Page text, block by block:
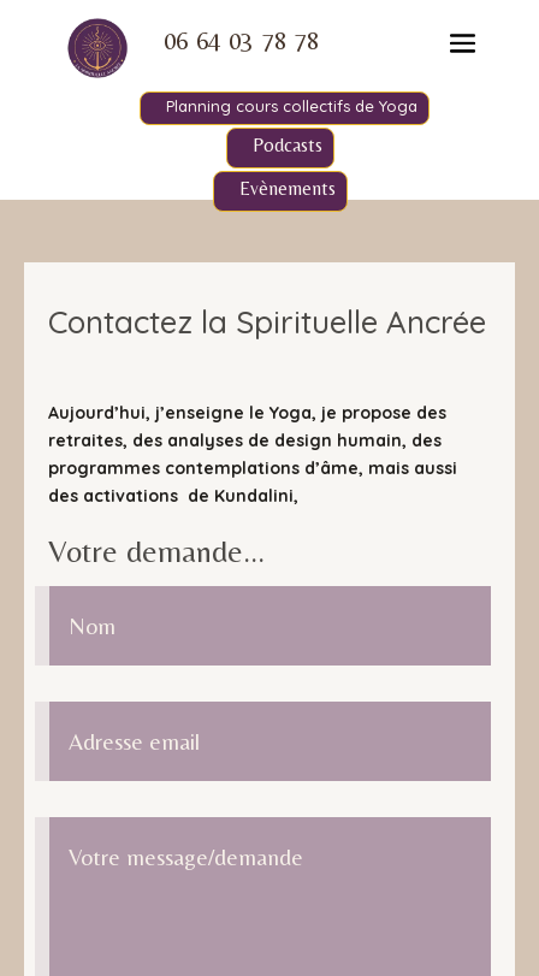
06 64 03 78 78
Planning cours collectifs de Yoga
Podcasts
Evènements
Contactez la Spirituelle Ancrée
Aujourd’hui, j’enseigne le Yoga, je propose des
retraites, des analyses de design humain, des
programmes contemplations d’âme, mais aussi
des activations de Kundalini,
Votre demande...